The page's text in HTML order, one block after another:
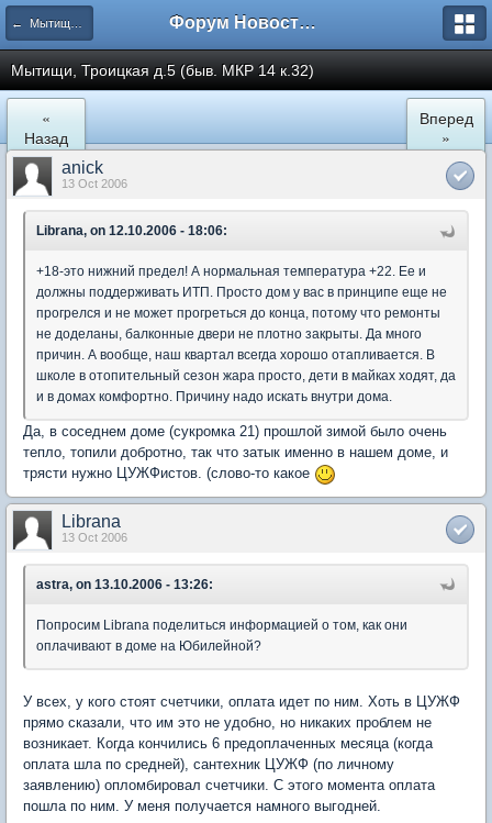
← Мытищи, Троицкая д.5 Форум Новостройки
Мытищи, Троицкая д.5 (быв. МКР 14 к.32)
«
Назад
Вперед
»
anick
13 Oct 2006
Librana, on 12.10.2006 - 18:06:
+18-это нижний предел! А нормальная температура +22. Ее и
должны поддерживать ИТП. Просто дом у вас в принципе еще не
прогрелся и не может прогреться до конца, потому что ремонты
не доделаны, балконные двери не плотно закрыты. Да много
причин. А вообще, наш квартал всегда хорошо отапливается. В
школе в отопительный сезон жара просто, дети в майках ходят, да
и в домах комфортно. Причину надо искать внутри дома.
Да, в соседнем доме (сукромка 21) прошлой зимой было очень
тепло, топили добротно, так что затык именно в нашем доме, и
трясти нужно ЦУЖФистов. (слово-то какое
Librana
13 Oct 2006
astra, on 13.10.2006 - 13:26:
Попросим Librana поделиться информацией о том, как они
оплачивают в доме на Юбилейной?
У всех, у кого стоят счетчики, оплата идет по ним. Хоть в ЦУЖФ
прямо сказали, что им это не удобно, но никаких проблем не
возникает. Когда кончились 6 предоплаченных месяца (когда
оплата шла по средней), сантехник ЦУЖФ (по личному
заявлению) опломбировал счетчики. С этого момента оплата
пошла по ним. У меня получается намного выгодней.